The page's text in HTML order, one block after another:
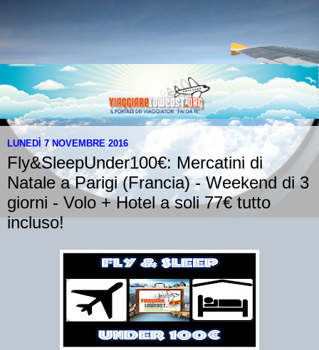
LUNEDÌ 7 NOVEMBRE 2016
Fly&SleepUnder100€: Mercatini di
Natale a Parigi (Francia) - Weekend di 3
giorni - Volo + Hotel a soli 77€ tutto
incluso!